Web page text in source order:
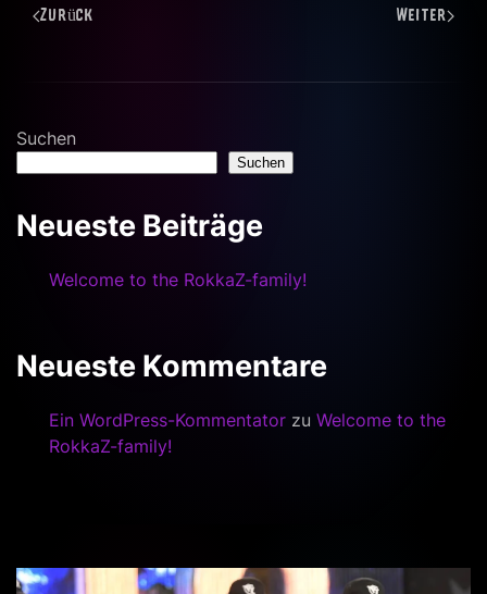
Zurück Weiter
Suchen
Suchen
Neueste Beiträge
Welcome to the RokkaZ-family!
Neueste Kommentare
Ein WordPress-Kommentator zu Welcome to the
RokkaZ-family!